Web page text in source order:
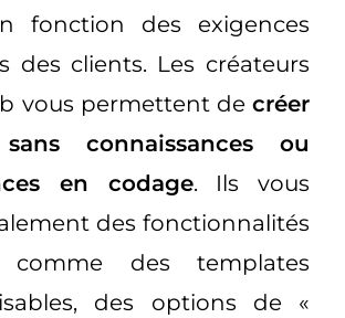
fonction des exigences
des clients. Les créateurs
vous permettent de créer
connaissances ou
en codage. Ils vous
des fonctionnalités
comme des templates
des options de «